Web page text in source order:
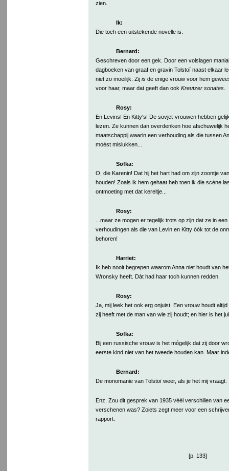
zien.
Ik:
Die toch een uitstekende novelle is.
Bernard:
Geschreven door een gek. Door een volslagen
dagboeken van graaf en gravin Tolstoï naast elkaar
niet zo moeilijk. Zij isde enige vrouw voor hem
voor haar, maar dat geeft dan ook Kreutzer sonates.
Rosy:
En Levins! En Kitty's! De sovjet-vrouwen hebben
lezen. Ze kunnen dan overdenken hoe afschuwelijk
maatschappij waarin een verhouding als die tussen
moèst mislukken...
Sofka:
O, die Karenin! Dat hij het hart had om zijn zoontje
houden! Zoals ik hem gehaat heb toen ik die scène
ontmoeting met dat kereltje...
Rosy:
...maar ze mogen er tegelijk trots op zijn dat ze in
verhoudingen als die van Levin en Kitty óók tot de
behoren!
Harriet:
Ik heb nooit begrepen waarom Anna niet houdt van
Wronsky heeft. Dàt had haar toch kunnen redden.
Rosy:
Ja, mij leek het ook erg onjuist. Een vrouw houdt
zij heeft met de man van wie zij houdt; en hier is het
Sofka:
Bij een russische vrouw is het mógelijk dat zij door
eerste kind niet van het tweede houden kan. Maar
Bernard:
De monomanie van Tolstoï weer, als je het mij vraagt.
Enz. Zou dit gesprek van 1935 véél verschillen van
verschenen was? Zoiets zegt meer voor een
rapport.
[p. 133]